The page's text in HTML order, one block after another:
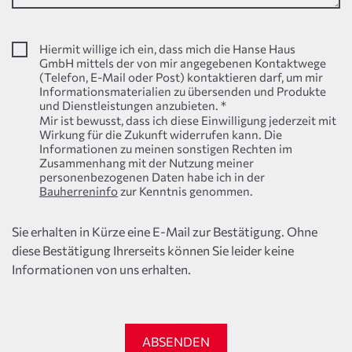
Hiermit willige ich ein, dass mich die Hanse Haus
GmbH mittels der von mir angegebenen Kontaktwege
(Telefon, E-Mail oder Post) kontaktieren darf, um mir
Informationsmaterialien zu übersenden und Produkte
und Dienstleistungen anzubieten. *
Mir ist bewusst, dass ich diese Einwilligung jederzeit mit
Wirkung für die Zukunft widerrufen kann. Die
Informationen zu meinen sonstigen Rechten im
Zusammenhang mit der Nutzung meiner
personenbezogenen Daten habe ich in der
Bauherreninfozur Kenntnis genommen.
Sie erhalten in Kürze eine E-Mail zur Bestätigung. Ohne
diese Bestätigung Ihrerseits können Sie leider keine
Informationen von uns erhalten.
ABSENDEN